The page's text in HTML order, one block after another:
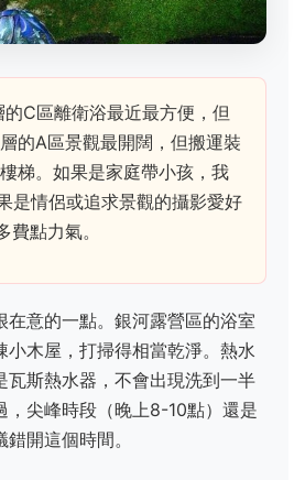
的C區離衛浴最近最方便，但
的A區景觀最開闊，但搬運裝
梯。如果是家庭帶小孩，我
是情侶或追求景觀的攝影愛好
點力氣。
在意的一點。銀河露營區的浴室
小木屋，打掃得相當乾淨。熱水
瓦斯熱水器，不會出現洗到一半
，尖峰時段（晚上8-10點）還是
開這個時間。